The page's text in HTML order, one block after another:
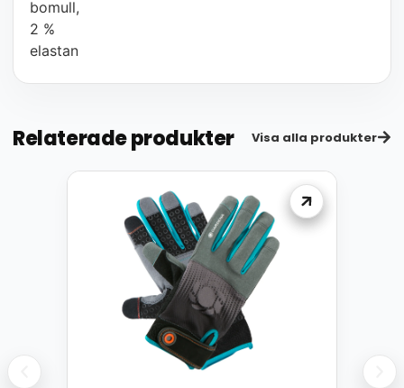
bomull,
2 %
elastan
Relaterade produkter Visa alla produkter